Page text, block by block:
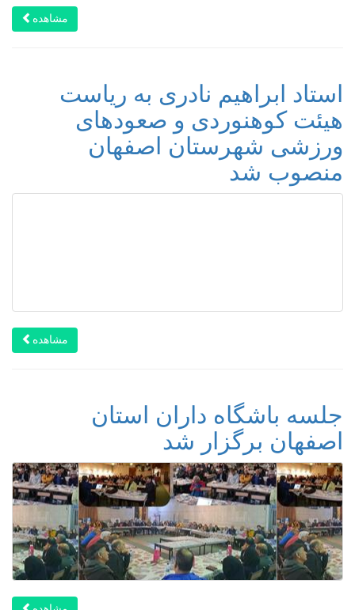
مشاهده
استاد ابراهیم نادری به ریاست
هیئت کوهنوردی و صعودهای
ورزشی شهرستان اصفهان
منصوب شد
مشاهده
جلسه باشگاه‌ داران استان
اصفهان برگزار شد